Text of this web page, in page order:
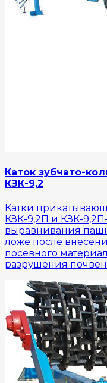
Каток зубчато-
КЗК-9,2
Катки
КЗК-9,2П и КЗК-
выравнивания
ложе после
посевного
разрушения